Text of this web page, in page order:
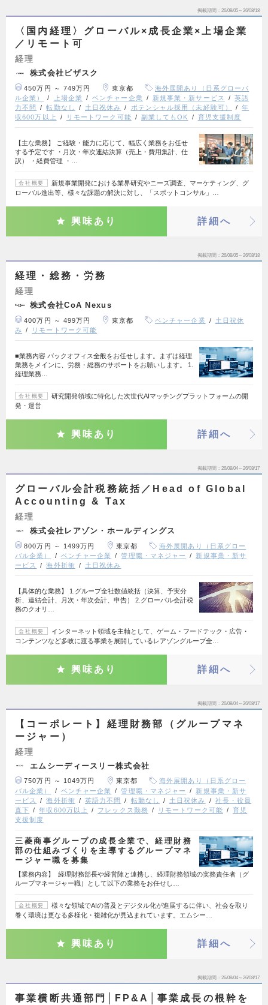
掲載期間 26/08/05～26/08/18
〈国内経理〉グローバル×成長企業×上場企業
／リモート可
経理
株式会社ビザスク
450万円 ～ 749万円 東京都
海外展開あり（日系グローバ
ル企業）
上場企業 ベンチャー企業 新規事業・新サービス
英語
力不問
転勤なし 土日祝休み ポテンシャル採用（未経験可）
年
収600万以上
リモートワーク可能 副業してもOK 育児支援制度
【主な業務】 ご経験・能力に応じて、幅広く業務をお任せ
する予定です ・月次・年次連結決算（売上・費用集計、仕
訳） ・経費管理 ・…
会社概要
新規事業開発における業界研究やニーズ調査、マーケティング、グ
ローバル進出等、様々な課題の解決に対し、「スポットコンサル」…
興味あり 詳細へ
掲載期間 26/08/05～26/08/18
経理・総務・労務
経理
株式会社CoA Nexus
400万円 ～ 499万円 東京都 ベンチャー企業
土日祝休
み
リモートワーク可能
■業務内容 バックオフィス全般をお任せします。まずは経理
業務をメインに、労務・総務のサポートをお願いします。 1.
経理業務…
会社概要
研究開発領域に特化した次世代AIマッチングプラットフォームの開
発・運営
興味あり 詳細へ
掲載期間 26/08/04～26/08/17
グローバル会計税務統括／Head of Global
Accounting & Tax
経理
株式会社レアゾン・ホールディングス
800万円 ～ 1499万円 東京都
海外展開あり（日系グロー
バル企業）
ベンチャー企業 管理職・マネジャー
新規事業・新サ
ービス
海外折衝 土日祝休み
【具体的な業務】 1.グループ全社数値統括（決算、予実分
析、連結会計、月次・年次会計、申告） 2.グローバル会計税
務のクオリ…
会社概要
インターネット領域を主軸として、ゲーム・フードテック・広告・
コンテンツなど多岐に渡る事業を展開しているレアゾングループ全…
興味あり 詳細へ
掲載期間 26/08/04～26/08/17
【コーポレート】経理財務部（グループマネ
ージャー）
経理
エムシーディースリー株式会社
750万円 ～ 1049万円 東京都
海外展開あり（日系グロー
バル企業）
ベンチャー企業 管理職・マネジャー
新規事業・新サ
ービス
海外折衝 英語力不問 転勤なし 土日祝休み
社長・役員
直下
年収600万以上 フレックス勤務 リモートワーク可能
育児
支援制度
三菱商事グループの成長企業で、経理財務
部の仕組みづくりを主導するグループマネ
ージャー職を募集
【業務内容】 経理財務部長や経営陣と連携し、経理財務領域の実務責任者（グ
ループマネージャー職）として以下の業務をお任せし…
会社概要
様々な領域でAIの普及とデジタル化が進展するに伴い、社会を取り
巻く環境は更なる多様化・複雑化が見込まれています。エムシー…
興味あり 詳細へ
掲載期間 26/08/04～26/08/17
事業横断共通部門│FP&A│事業成長の根幹を